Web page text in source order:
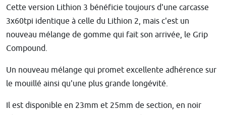
Cette version Lithion 3 bénéficie toujours d'une carcasse
3x60tpi identique à celle du Lithion 2, mais c'est un
nouveau mélange de gomme qui fait son arrivée, le Grip
Compound.
Un nouveau mélange qui promet excellente adhérence sur
le mouillé ainsi qu'une plus grande longévité.
Il est disponible en 23mm et 25mm de section, en noir